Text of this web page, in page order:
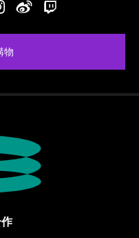
Instgram新浪微博
物